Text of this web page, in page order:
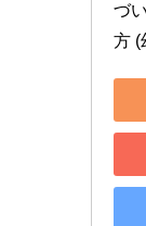
づ
方 (